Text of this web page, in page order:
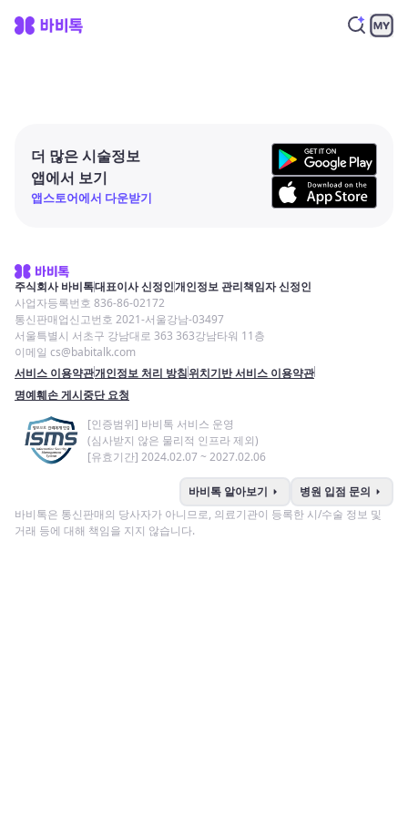
더 많은 시술정보
앱에서 보기
앱스토어에서 다운받기
주식회사 바비톡대표이사 신정인개인정보 관리책임자 신정인
사업자등록번호 836-86-02172
통신판매업신고번호 2021-서울강남-03497
서울특별시 서초구 강남대로 363 363강남타워 11층
이메일 cs@babitalk.com
서비스 이용약관개인정보 처리 방침위치기반 서비스 이용약관
명예훼손 게시중단 요청
[인증범위] 바비톡 서비스 운영
(심사받지 않은 물리적 인프라 제외)
[유효기간] 2024.02.07 ~ 2027.02.06
바비톡 알아보기 arrow_right 병원 입점 문의 arrow_right
바비톡은 통신판매의 당사자가 아니므로, 의료기관이 등록한 시/수술 정보 및
거래 등에 대해 책임을 지지 않습니다.